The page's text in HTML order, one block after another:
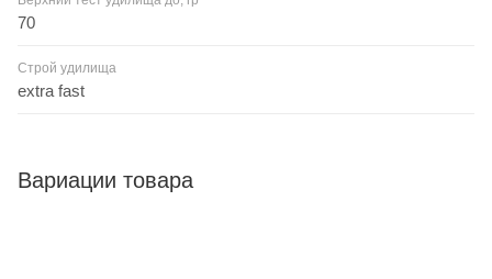
70
Строй удилища
extra fast
Вариации товара